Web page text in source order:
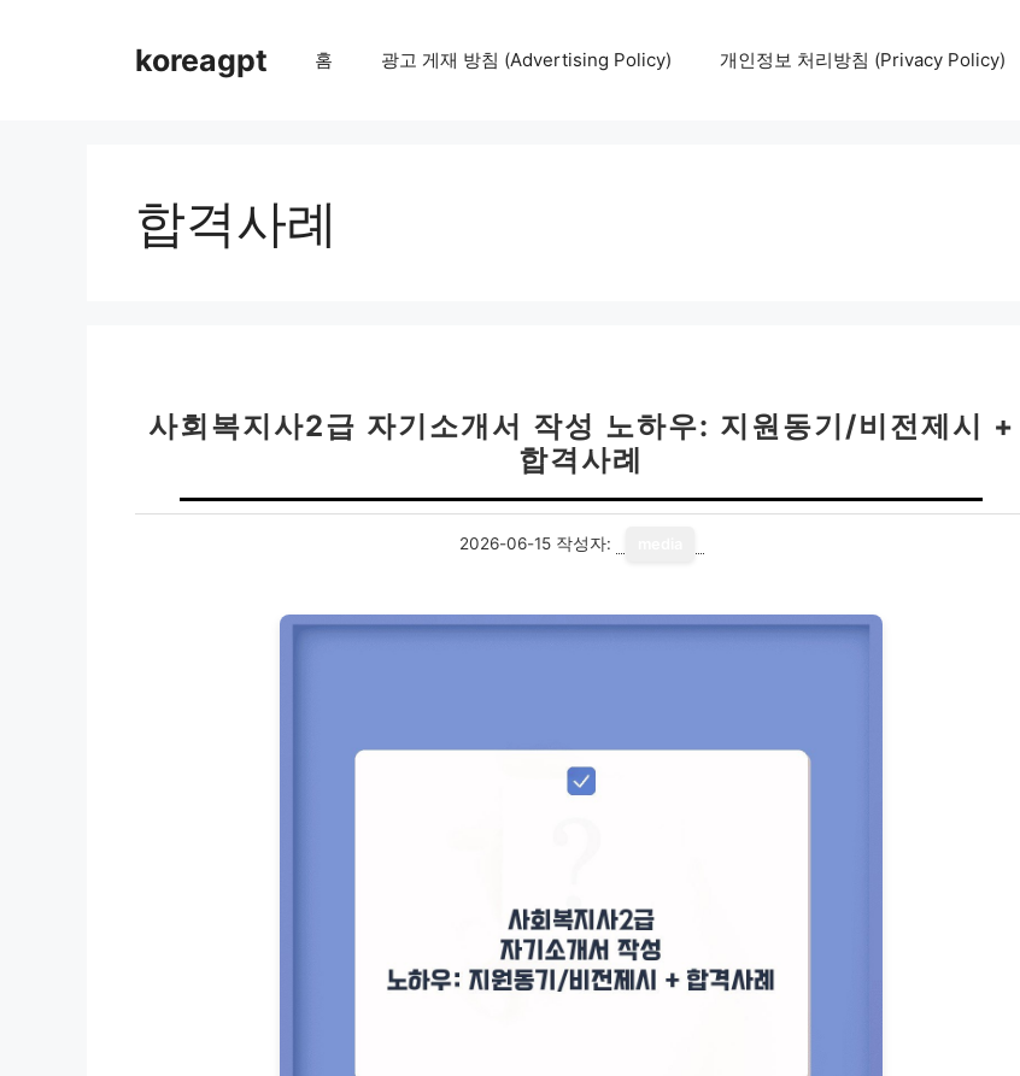
koreagpt 홈 광고 게재 방침 (Advertising Policy) 개인정보 처리방침 (Privacy Policy)
합격사례
사회복지사2급 자기소개서 작성 노하우: 지원동기/비전제시 +
합격사례
2026-06-15 작성자: